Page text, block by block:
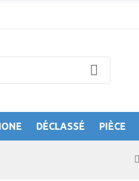
DÉCLASSÉ PIÈCE